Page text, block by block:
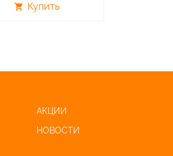
shopping_cart Купить
АКЦИИ
НОВОСТИ